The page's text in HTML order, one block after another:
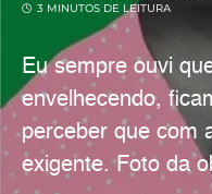
3 MINUTOS DE LEITURA
Eu sempre ouvi
envelhecendo,
perceber que com
exigente. Foto da